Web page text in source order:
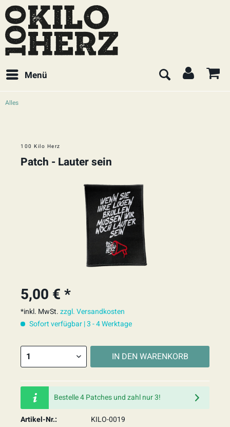
Menü
Alles
100 Kilo Herz
Patch - Lauter sein
5,00 € *
*inkl. MwSt.zzgl. Versandkosten
Sofort verfügbar | 3 - 4 Werktage
IN DEN WARENKORB
Bestelle 4 Patches und zahl nur 3!
Artikel-Nr.:
KILO-0019